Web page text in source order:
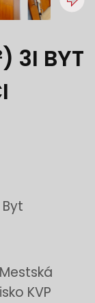
3I BYT
KVP